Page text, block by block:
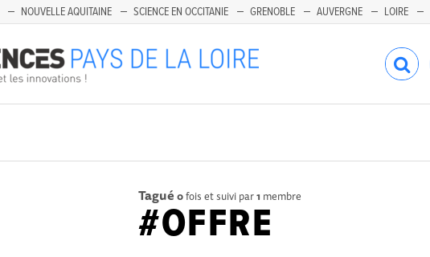
NOUVELLE AQUITAINE SCIENCE EN OCCITANIE GRENOBLE AUVERGNE LOIRE
Tagué 0fois et suivi par1 membre
#OFFRE